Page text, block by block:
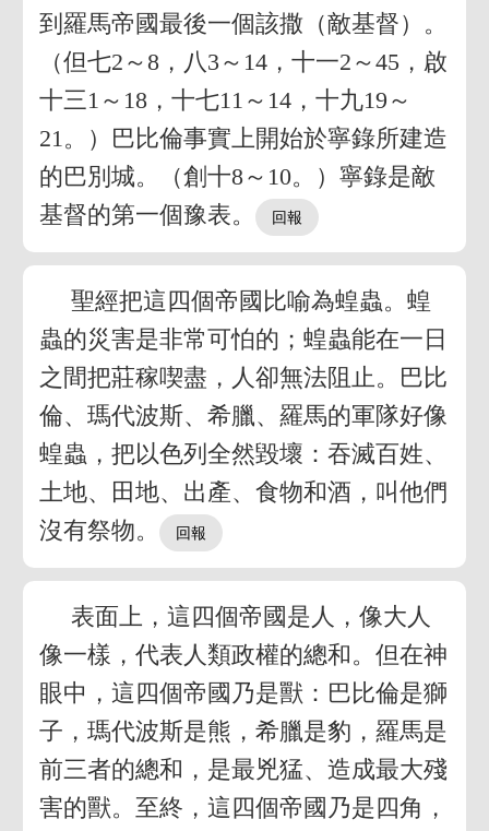
到羅馬帝國最後一個該撒（敵基督）。
（但七2～8，八3～14，十一2～45，啟
十三1～18，十七11～14，十九19～
21。）巴比倫事實上開始於寧錄所建造
的巴別城。（創十8～10。）寧錄是敵
基督的第一個豫表。
聖經把這四個帝國比喻為蝗蟲。蝗
蟲的災害是非常可怕的；蝗蟲能在一日
之間把莊稼喫盡，人卻無法阻止。巴比
倫、瑪代波斯、希臘、羅馬的軍隊好像
蝗蟲，把以色列全然毀壞：吞滅百姓、
土地、田地、出產、食物和酒，叫他們
沒有祭物。
表面上，這四個帝國是人，像大人
像一樣，代表人類政權的總和。但在神
眼中，這四個帝國乃是獸：巴比倫是獅
子，瑪代波斯是熊，希臘是豹，羅馬是
前三者的總和，是最兇猛、造成最大殘
害的獸。至終，這四個帝國乃是四角，